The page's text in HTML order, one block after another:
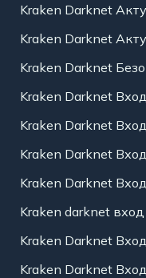
Kraken Darknet
Kraken Darknet
Kraken Darknet
Kraken Darknet
Kraken Darknet
Kraken Darknet
Kraken Darknet
Kraken darknet
Kraken Darknet
Kraken Darknet